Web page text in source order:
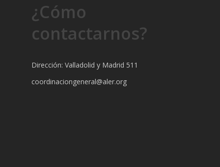
¿Cómo
contactarnos?
Dirección: Valladolid y Madrid 511
coordinaciongeneral@aler.org